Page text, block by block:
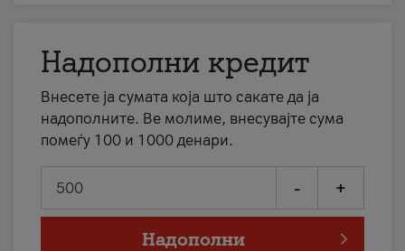
Надополни кредит
Внесете ја сумата која што сакате да ја
надополните. Ве молиме, внесувајте сума
помеѓу 100 и 1000 денари.
- +
Надополни